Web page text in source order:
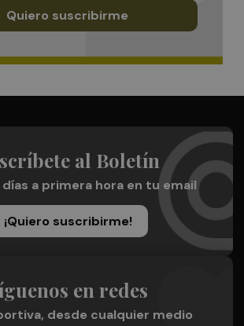
Quiero suscribirme
al Boletín
a primera hora en tu email
¡Quiero suscribirme!
en redes
desde cualquier medio